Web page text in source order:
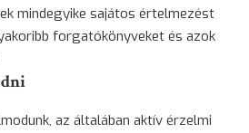
mindegyike sajátos értelmezést
forgatókönyveket és azok
az általában aktív érzelmi